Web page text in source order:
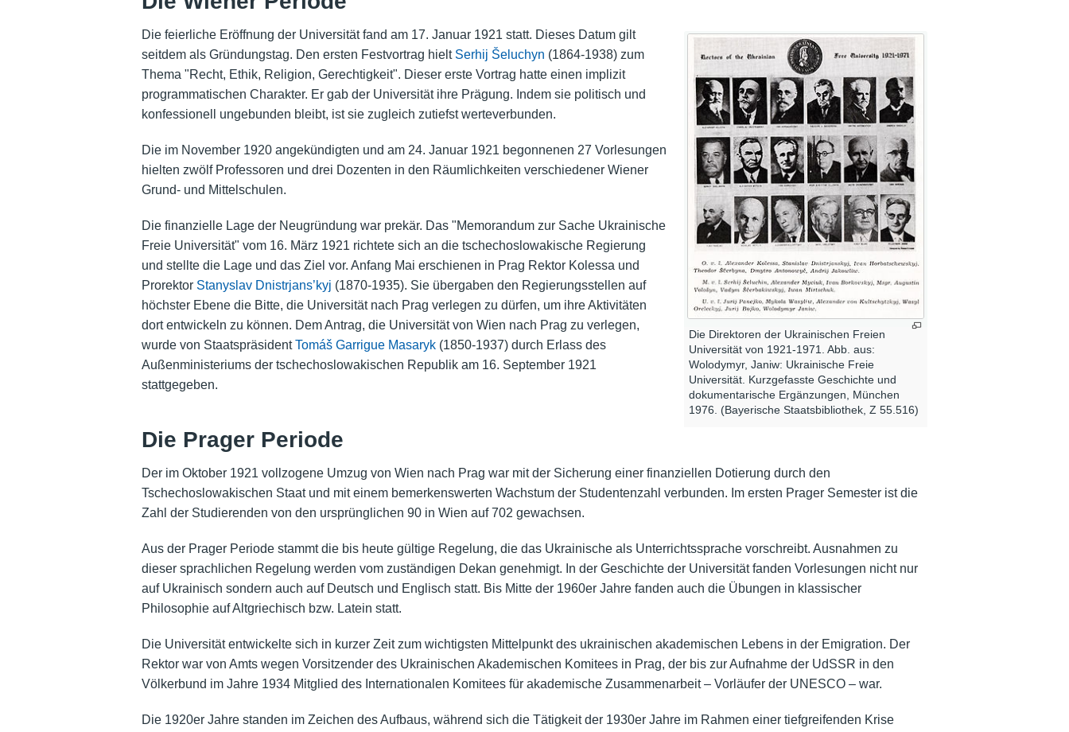
Die Direktoren der Ukrainischen Freien
Universität von 1921-1971. Abb. aus:
Wolodymyr, Janiw: Ukrainische Freie
Universität. Kurzgefasste Geschichte und
dokumentarische Ergänzungen, München
1976. (Bayerische Staatsbibliothek, Z 55.516)
Die feierliche Eröffnung der Universität fand am 17. Januar 1921 statt. Dieses Datum gilt
seitdem als Gründungstag. Den ersten Festvortrag hielt Serhij Šeluchyn (1864-1938) zum
Thema "Recht, Ethik, Religion, Gerechtigkeit". Dieser erste Vortrag hatte einen implizit
programmatischen Charakter. Er gab der Universität ihre Prägung. Indem sie politisch und
konfessionell ungebunden bleibt, ist sie zugleich zutiefst werteverbunden.
Die im November 1920 angekündigten und am 24. Januar 1921 begonnenen 27 Vorlesungen
hielten zwölf Professoren und drei Dozenten in den Räumlichkeiten verschiedener Wiener
Grund- und Mittelschulen.
Die finanzielle Lage der Neugründung war prekär. Das "Memorandum zur Sache Ukrainische
Freie Universität" vom 16. März 1921 richtete sich an die tschechoslowakische Regierung
und stellte die Lage und das Ziel vor. Anfang Mai erschienen in Prag Rektor Kolessa und
Prorektor Stanyslav Dnistrjans’kyj (1870-1935). Sie übergaben den Regierungsstellen auf
höchster Ebene die Bitte, die Universität nach Prag verlegen zu dürfen, um ihre Aktivitäten
dort entwickeln zu können. Dem Antrag, die Universität von Wien nach Prag zu verlegen,
wurde von StaatspräsidentTomáš Garrigue Masaryk(1850-1937) durch Erlass des
Außenministeriums der tschechoslowakischen Republik am 16. September 1921
stattgegeben.
Die Prager Periode
Der im Oktober 1921 vollzogene Umzug von Wien nach Prag war mit der Sicherung einer finanziellen Dotierung durch den
Tschechoslowakischen Staat und mit einem bemerkenswerten Wachstum der Studentenzahl verbunden. Im ersten Prager Semester ist die
Zahl der Studierenden von den ursprünglichen 90 in Wien auf 702 gewachsen.
Aus der Prager Periode stammt die bis heute gültige Regelung, die das Ukrainische als Unterrichtssprache vorschreibt. Ausnahmen zu
dieser sprachlichen Regelung werden vom zuständigen Dekan genehmigt. In der Geschichte der Universität fanden Vorlesungen nicht nur
auf Ukrainisch sondern auch auf Deutsch und Englisch statt. Bis Mitte der 1960er Jahre fanden auch die Übungen in klassischer
Philosophie auf Altgriechisch bzw. Latein statt.
Die Universität entwickelte sich in kurzer Zeit zum wichtigsten Mittelpunkt des ukrainischen akademischen Lebens in der Emigration. Der
Rektor war von Amts wegen Vorsitzender des Ukrainischen Akademischen Komitees in Prag, der bis zur Aufnahme der UdSSR in den
Völkerbund im Jahre 1934 Mitglied des Internationalen Komitees für akademische Zusammenarbeit – Vorläufer der UNESCO – war.
Die 1920er Jahre standen im Zeichen des Aufbaus, während sich die Tätigkeit der 1930er Jahre im Rahmen einer tiefgreifenden Krise